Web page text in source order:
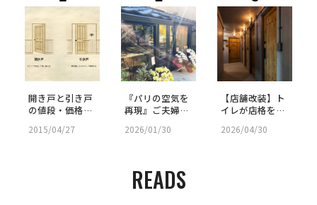
開き戸と引き戸
の値段・価格差
性・間取り・選
2015/04/27
『パリの空気を
再現』ご夫婦が
挑んだ古民家リ
2026/01/30
【店舗改装】ト
イレが店格を上
客用パウダール
2026/04/30
READS